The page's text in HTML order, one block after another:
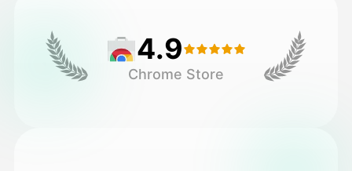
Andre værktøjer 4.9
Chrome Store